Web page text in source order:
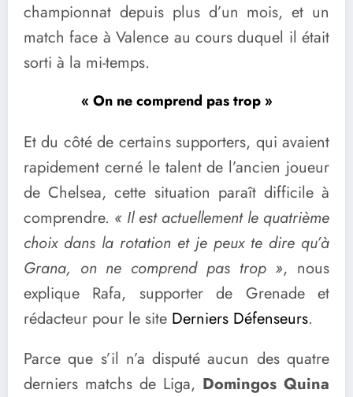
championnat depuis plus d’un mois, et un
match face à Valence au cours duquel il était
sorti à la mi-temps.
« On ne comprend pas trop »
Et du côté de certains supporters, qui avaient
rapidement cerné le talent de l’ancien joueur
de Chelsea, cette situation paraît difficile à
comprendre. « Il est actuellement le quatrième
choix dans la rotation et je peux te dire qu’à
Grana, on ne comprend pas trop », nous
explique Rafa, supporter de Grenade et
rédacteur pour le site Derniers Défenseurs.
Parce que s’il n’a disputé aucun des quatre
derniers matchs de Liga, Domingos Quina